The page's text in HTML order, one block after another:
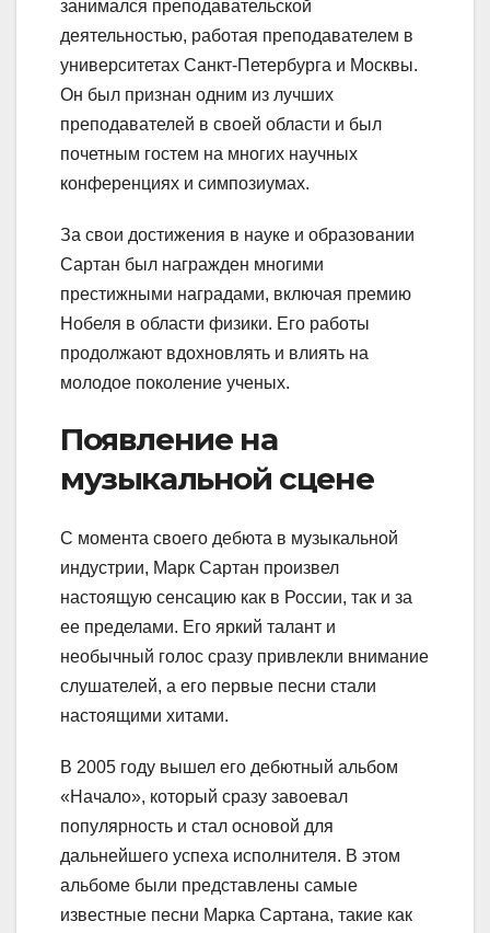
занимался преподавательской
деятельностью, работая преподавателем в
университетах Санкт-Петербурга и Москвы.
Он был признан одним из лучших
преподавателей в своей области и был
почетным гостем на многих научных
конференциях и симпозиумах.
За свои достижения в науке и образовании
Сартан был награжден многими
престижными наградами, включая премию
Нобеля в области физики. Его работы
продолжают вдохновлять и влиять на
молодое поколение ученых.
Появление на
музыкальной сцене
С момента своего дебюта в музыкальной
индустрии, Марк Сартан произвел
настоящую сенсацию как в России, так и за
ее пределами. Его яркий талант и
необычный голос сразу привлекли внимание
слушателей, а его первые песни стали
настоящими хитами.
В 2005 году вышел его дебютный альбом
«Начало», который сразу завоевал
популярность и стал основой для
дальнейшего успеха исполнителя. В этом
альбоме были представлены самые
известные песни Марка Сартана, такие как